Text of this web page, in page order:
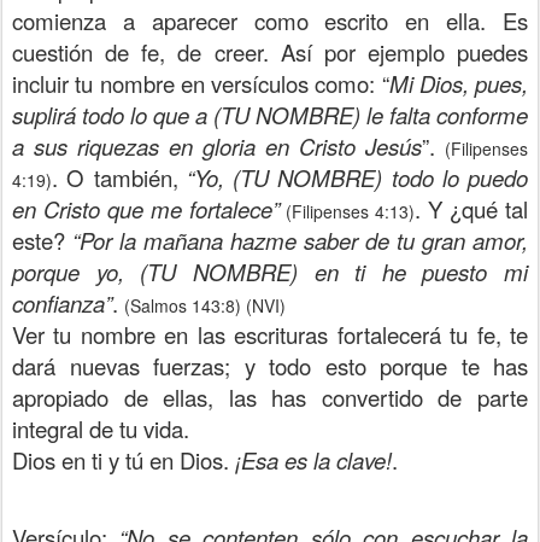
comienza a aparecer como escrito en ella. Es
cuestión de fe, de creer. Así por ejemplo puedes
incluir tu nombre en versículos como: “Mi Dios, pues,
suplirá todo lo que a (TU NOMBRE) le falta conforme
a sus riquezas en gloria en Cristo Jesús”. (Filipenses
4:19). O también, “Yo, (TU NOMBRE) todo lo puedo
en Cristo que me fortalece” (Filipenses 4:13). Y ¿qué tal
este? “Por la mañana hazme saber de tu gran amor,
porque yo, (TU NOMBRE) en ti he puesto mi
confianza”. (Salmos 143:8) (NVI)
Ver tu nombre en las escrituras fortalecerá tu fe, te
dará nuevas fuerzas; y todo esto porque te has
apropiado de ellas, las has convertido de parte
integral de tu vida.
Dios en ti y tú en Dios. ¡Esa es la clave!.